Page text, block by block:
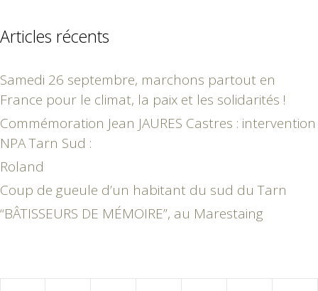
Articles récents
Samedi 26 septembre, marchons partout en
France pour le climat, la paix et les solidarités !
Commémoration Jean JAURES Castres : intervention
NPA Tarn Sud :
Roland
Coup de gueule d’un habitant du sud du Tarn
“BÂTISSEURS DE MÉMOIRE”, au Marestaing